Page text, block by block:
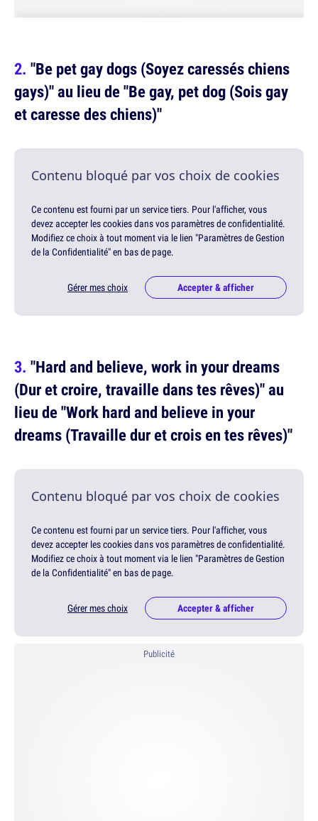
"Be pet gay dogs (Soyez caressés chiens
gays)" au lieu de "Be gay, pet dog (Sois gay
et caresse des chiens)"
Contenu bloqué par vos choix de cookies
Ce contenu est fourni par un service tiers. Pour l'afficher, vous
devez accepter les cookies dans vos paramètres de confidentialité.
Modifiez ce choix à tout moment via le lien "Paramètres de Gestion
de la Confidentialité" en bas de page.
Gérer mes choix Accepter & afficher
"Hard and believe, work in your dreams
(Dur et croire, travaille dans tes rêves)" au
lieu de "Work hard and believe in your
dreams (Travaille dur et crois en tes rêves)"
Contenu bloqué par vos choix de cookies
Ce contenu est fourni par un service tiers. Pour l'afficher, vous
devez accepter les cookies dans vos paramètres de confidentialité.
Modifiez ce choix à tout moment via le lien "Paramètres de Gestion
de la Confidentialité" en bas de page.
Gérer mes choix Accepter & afficher
Publicité